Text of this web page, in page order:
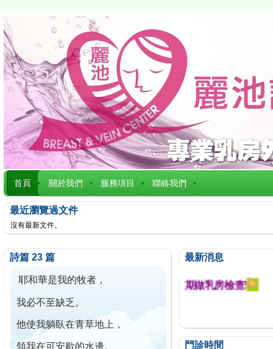
首頁 關於我們 服務項目 聯絡我們
最近瀏覽過文件
沒有最新文件。
詩篇 23 篇
耶和華是我的牧者，
我必不至缺乏。
他使我躺臥在青草地上，
領我在可安歇的水邊。
最新消息
今已篩檢出1700位乳癌患者,提醒您定期做乳房檢查!
門診時間